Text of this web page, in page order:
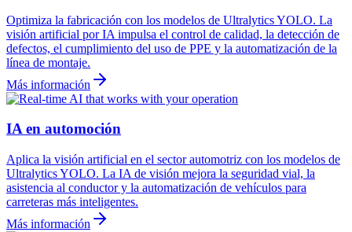
Optimiza la fabricación con los modelos de Ultralytics YOLO. La
visión artificial por IA impulsa el control de calidad, la detección de
defectos, el cumplimiento del uso de PPE y la automatización de la
línea de montaje.
Más información
IA en automoción
Aplica la visión artificial en el sector automotriz con los modelos de
Ultralytics YOLO. La IA de visión mejora la seguridad vial, la
asistencia al conductor y la automatización de vehículos para
carreteras más inteligentes.
Más información